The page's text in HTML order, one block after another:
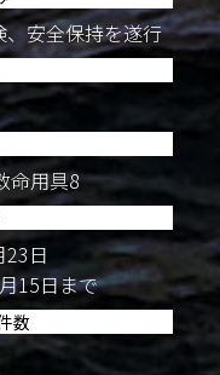
安全保持を遂行
命用具8
日
15日まで
数